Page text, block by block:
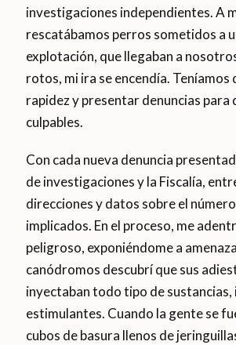
investigaciones independientes. A
rescatábamos perros sometidos a
explotación, que llegaban a
rotos, mi ira se encendía. Teníamos
rapidez y presentar denuncias para
culpables.
Con cada nueva denuncia
de investigaciones y la Fiscalía,
direcciones y datos sobre el
implicados. En el proceso, me
peligroso, exponiéndome a
canódromos descubrí que sus
inyectaban todo tipo de sustancias,
estimulantes. Cuando la gente se
cubos de basura llenos de